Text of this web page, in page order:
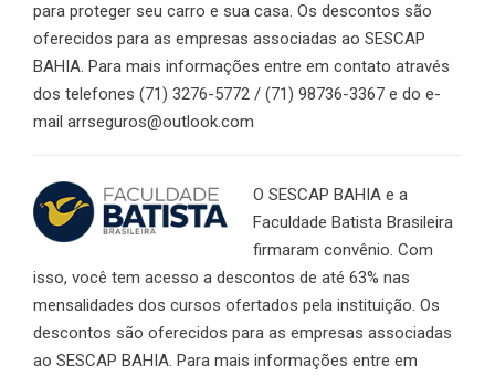
para proteger seu carro e sua casa. Os descontos são
oferecidos para as empresas associadas ao SESCAP
BAHIA. Para mais informações entre em contato através
dos telefones (71) 3276-5772 / (71) 98736-3367 e do e-
mail arrseguros@outlook.com
O SESCAP BAHIA e a
Faculdade Batista Brasileira
firmaram convênio. Com
isso, você tem acesso a descontos de até 63% nas
mensalidades dos cursos ofertados pela instituição. Os
descontos são oferecidos para as empresas associadas
ao SESCAP BAHIA. Para mais informações entre em